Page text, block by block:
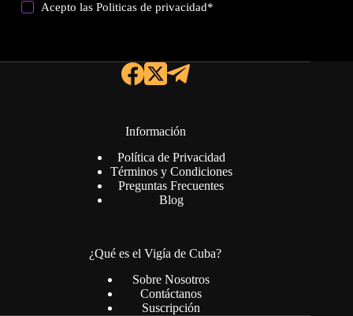
Acepto lasPoliticas de privacidad*
Información
Política de Privacidad
Términos y Condiciones
Preguntas Frecuentes
Blog
¿Qué es el Vigía de Cuba?
Sobre Nosotros
Contáctanos
Suscripción